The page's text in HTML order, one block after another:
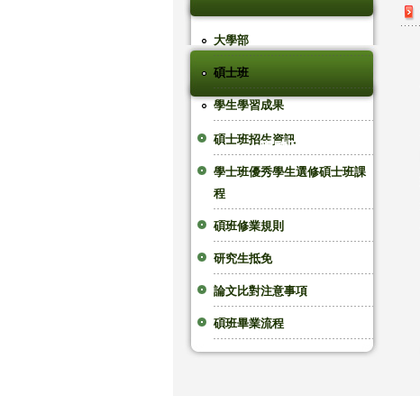
大學部
碩士班
學生學習成果
導覽列
碩士班招生資訊
學士班優秀學生選修碩士班課
程
碩班修業規則
研究生抵免
論文比對注意事項
碩班畢業流程